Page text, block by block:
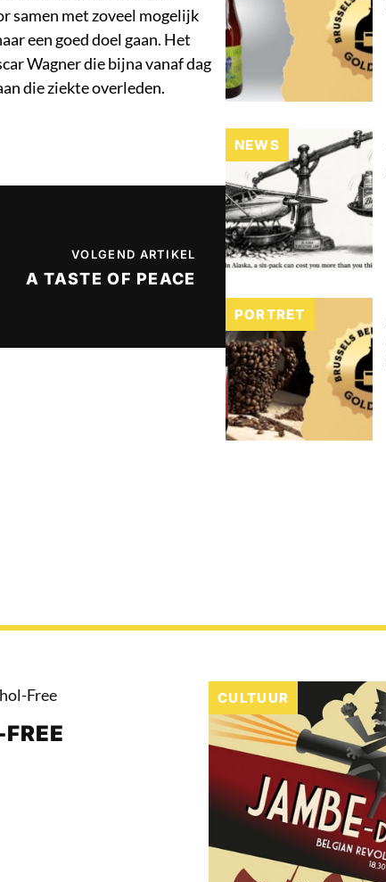
samen met zoveel mogelijk
een goed doel gaan. Het
Wagner die bijna vanaf dag
die ziekte overleden.
VOLGEND ARTIKEL
A TASTE OF PEACE
NEWS
PORTRET
CULTUUR